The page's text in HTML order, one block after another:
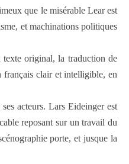
que le misérable Lear est
et machinations politiques
texte original, la traduction de
français clair et intelligible, en
acteurs. Lars Eideinger est
reposant sur un travail du
porte, et jusque la